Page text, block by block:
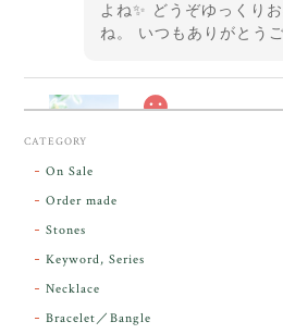
よね✨ どうぞゆっくり
ね。 いつもありがとう
ンダラで感動しました。素敵な
下さり、ありがとうございました
レビューをありがとうご
CATEGORY
On Sale
Order made
Stones
Keyword, Series
Necklace
Bracelet／Bangle